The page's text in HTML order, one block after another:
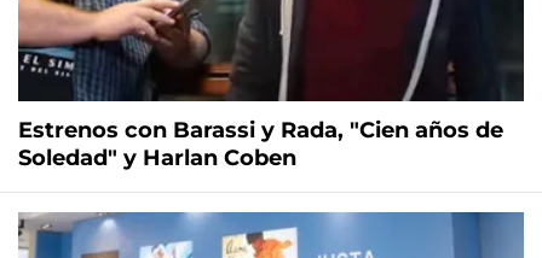
Estrenos con Barassi y Rada, "Cien años de
Soledad" y Harlan Coben